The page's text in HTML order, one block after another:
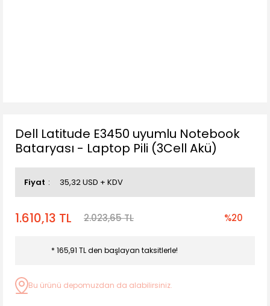
Dell Latitude E3450 uyumlu Notebook
Bataryası - Laptop Pili (3Cell Akü)
Fiyat 35,32 USD + KDV
1.610,13 TL 2.023,65 TL %20
* 165,91 TL den başlayan taksitlerle!
Bu ürünü depomuzdan da alabilirsiniz.